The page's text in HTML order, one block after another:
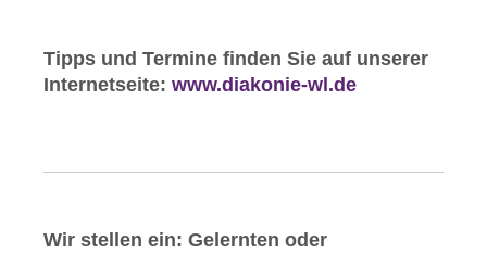
Tipps und Termine finden Sie auf unserer
Internetseite: www.diakonie-wl.de
Wir stellen ein: Gelernten oder